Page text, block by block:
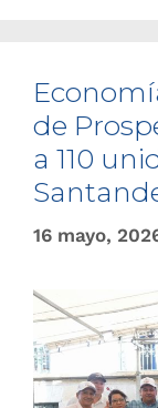
de
a 110
16 mayo,